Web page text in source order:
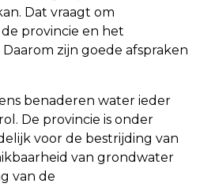
Dat vraagt om
provincie en het
zijn goede afspraken
benaderen water ieder
De provincie is onder
voor de bestrijding van
van grondwater
van de